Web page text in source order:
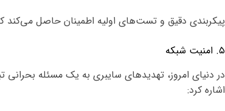
پیکربندی دقیق و تست‌های اولیه اطمینان حاصل
۵. امنیت شبکه
در دنیای امروز، تهدیدهای سایبری به یک مسئله بحرانی
اشاره کرد: